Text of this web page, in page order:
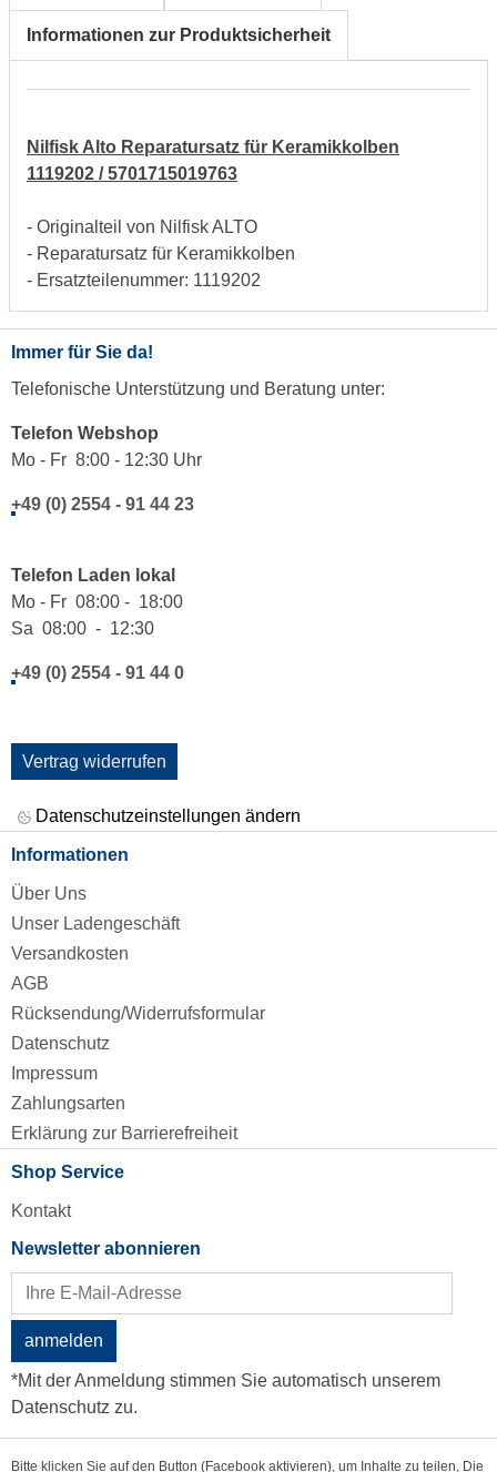
Informationen zur Produktsicherheit
Nilfisk Alto Reparatursatz für Keramikkolben
1119202 / 5701715019763
- Originalteil von Nilfisk ALTO
- Reparatursatz für Keramikkolben
- Ersatzteilenummer: 1119202
Immer für Sie da!
Telefonische Unterstützung und Beratung unter:
Telefon Webshop
Mo - Fr 8:00 - 12:30 Uhr
+49 (0) 2554 - 91 44 23
Telefon Laden lokal
Mo - Fr 08:00 - 18:00
Sa 08:00 - 12:30
+49 (0) 2554 - 91 44 0
Vertrag widerrufen
Datenschutzeinstellungen ändern
Informationen
Über Uns
Unser Ladengeschäft
Versandkosten
AGB
Rücksendung/Widerrufsformular
Datenschutz
Impressum
Zahlungsarten
Erklärung zur Barrierefreiheit
Shop Service
Kontakt
Newsletter abonnieren
anmelden
*Mit der Anmeldung stimmen Sie automatisch unserem
Datenschutz zu.
Bitte klicken Sie auf den Button (Facebook aktivieren), um Inhalte zu teilen, Die